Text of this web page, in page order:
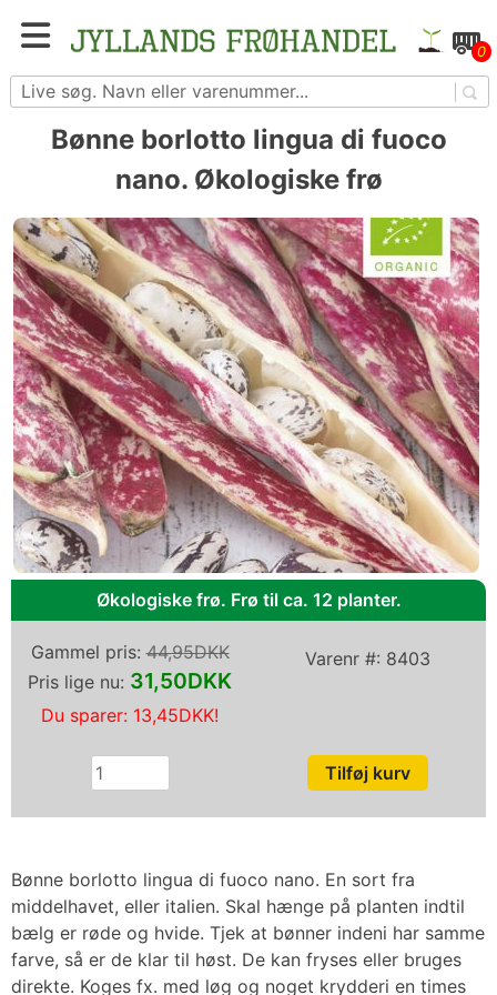
Blomster- og grøntsagsfrø fra hele Europa – få
adgang til 1.229 spændende sorter
0
Bønne borlotto lingua di fuoco
nano. Økologiske frø
Bønne borlotto lingua di fuoco nano. En sort fra
middelhavet, eller italien. Skal hænge på planten indtil
bælg er røde og hvide. Tjek at bønner indeni har samme
farve, så er de klar til høst. De kan fryses eller bruges
direkte. Koges fx. med løg og noget krydderi en times
Varenr #: 8403
Gammel pris:44,95DKK
Pris lige nu: 31,50DKK
Du sparer: 13,45DKK!
Økologiske frø. Frø til ca. 12 planter.